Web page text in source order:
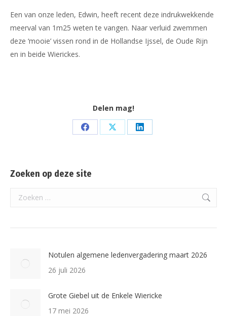
Een van onze leden, Edwin, heeft recent deze indrukwekkende
meerval van 1m25 weten te vangen. Naar verluid zwemmen
deze ‘mooie’ vissen rond in de Hollandse Ijssel, de Oude Rijn
en in beide Wierickes.
Delen mag!
Share Share Share
Zoeken op deze site
Search:
Notulen algemene ledenvergadering maart 2026
26 juli 2026
Grote Giebel uit de Enkele Wiericke
17 mei 2026